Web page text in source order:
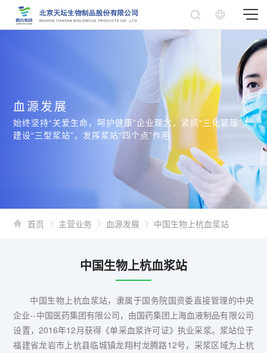
血源发展
始终坚持“关爱生命，呵护健康”企业理念，紧抓“三化管理”，
建设“三型浆站”，发挥浆站“四个点”作用
首页 主营业务 血源发展 中国生物上杭血浆站
中国生物上杭血浆站
中国生物上杭血浆站，隶属于国务院国资委直接管理的中央
企业--中国医药集团有限公司，由国药集团上海血液制品有限公司
设置，2016年12月获得《单采血浆许可证》执业采浆。浆站位于
福建省龙岩市上杭县临城镇龙翔村龙腾路12号，采浆区域为上杭